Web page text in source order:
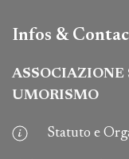
Infos &
UMORISMO
Statuto e